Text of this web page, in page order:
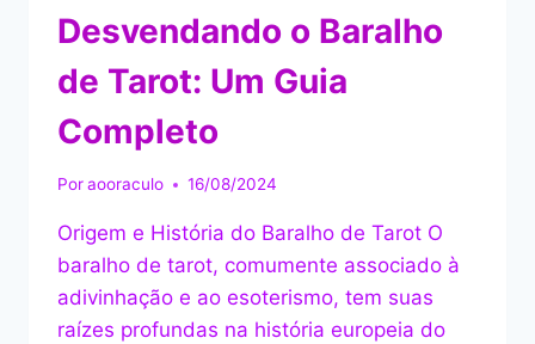
Desvendando o Baralho
de Tarot: Um Guia
Completo
Poraooraculo 16/08/2024
Origem e História do Baralho de Tarot O
baralho de tarot, comumente associado à
adivinhação e ao esoterismo, tem suas
raízes profundas na história europeia do